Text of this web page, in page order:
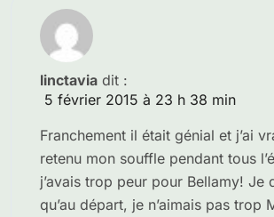
linctavia dit :
5 février 2015 à 23 h 38 min
Franchement il était génial et j’ai
retenu mon souffle pendant tous
j’avais trop peur pour Bellamy! Je
qu’au départ, je n’aimais pas trop